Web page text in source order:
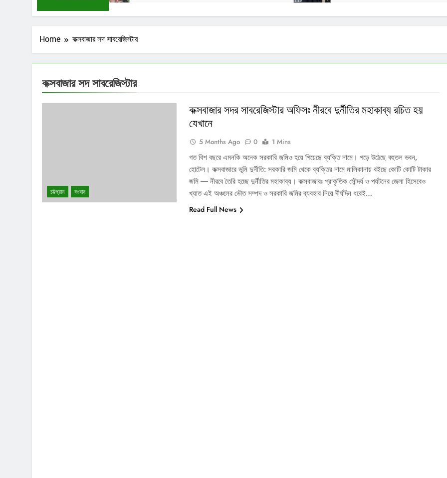
Home কক্সবাজার সদ সাবরেজিস্টার
কক্সবাজার সদ সাবরেজিস্টার
চট্টগ্রাম সংবাদ
কক্সবাজার সদর সাবরেজিস্টার অফিসঃ নীরবে দুর্নীতির মহাকাব্য রচিত হয়
যেখানে
5 Months Ago 0
1 Mins
গত বিশ বছরে এমনকি অনেক সরকারি জমিও হয়ে গিয়েছে ব্যক্তি নামে। গড়ে উঠেছে বহুতল ভবন,
হোটেল। কক্সবাজারে ভূমি দুর্নীতি: সরকারি জমি থেকে ব্যক্তির নামে মালিকানায় বইছে কোটি কোটি টাকার
জমি — নীরবে তৈরি হচ্ছে দুর্নীতির মহাকাব্য। কক্সবাজারঃ প্রাকৃতিক সৌন্দর্য ও পর্যটনের জেলা হিসেবেও
খ্যাত এই অঞ্চলের ভৌত সম্পদ ও সরকারি জমির ব্যবহার নিয়ে দীর্ঘদিন ধরেই…
Read Full News